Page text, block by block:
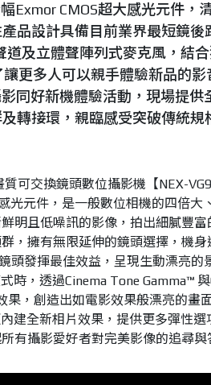
Exmor CMOS超大感光元件，
品設計具備目前業界最短鏡
道及立體聲陣列式麥克風，結
更多人可以親手體驗新品的
同好新機體驗活動，現場提
轉接環，親臨感受突破傳統規
可交換鏡頭數位攝影機【NEX-
光元件，是一般數位相機的四倍大
明且低噪訊的影像，拍出細膩豐
，擁有無限延伸的鏡頭選擇，機
頭發揮最佳效益，呈現生動漂亮的
時，透過Cinema Tone Gamma™
，創造出如電影效果般漂亮的畫
建全新相片效果，提供更多彈性選
有攝影愛好者對完美影像的追尋與